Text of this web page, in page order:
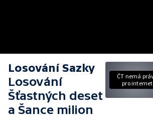
Losování Sazky
Losování
Šťastných deset
a Šance milion
ČT nemá
pro internet